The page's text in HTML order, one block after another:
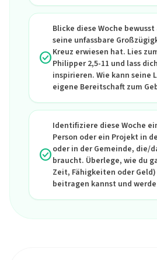
check_circle
Blicke diese Woche bewusst
seine unfassbare
Kreuz erwiesen hat. Lies
Philipper 2,5-11 und lass
inspirieren. Wie kann seine
eigene Bereitschaft zum
check_circle
Identifiziere diese Woche
Person oder ein Projekt in
oder in der Gemeinde, die/
braucht. Überlege, wie du
Zeit, Fähigkeiten oder
beitragen kannst und